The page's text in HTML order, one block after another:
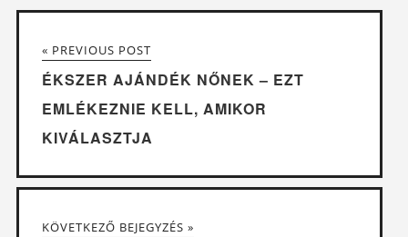
« PREVIOUS POST
ÉKSZER AJÁNDÉK NŐNEK – EZT
EMLÉKEZNIE KELL, AMIKOR
KIVÁLASZTJA
KÖVETKEZŐ BEJEGYZÉS »